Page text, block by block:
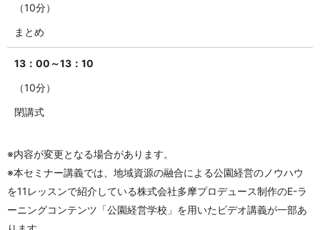
（10分）
まとめ
13：00～13：10
（10分）
閉講式
※内容が変更となる場合があります。
※本セミナー講義では、地域資源の融合による公園経営のノウハウ
を11レッスンで紹介している株式会社多摩プロデュース制作のE-ラ
ーニングコンテンツ「公園経営学校」を用いたビデオ講義が一部あ